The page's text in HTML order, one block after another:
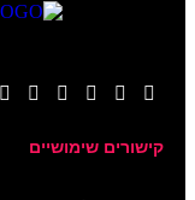
קישורים שימושיים